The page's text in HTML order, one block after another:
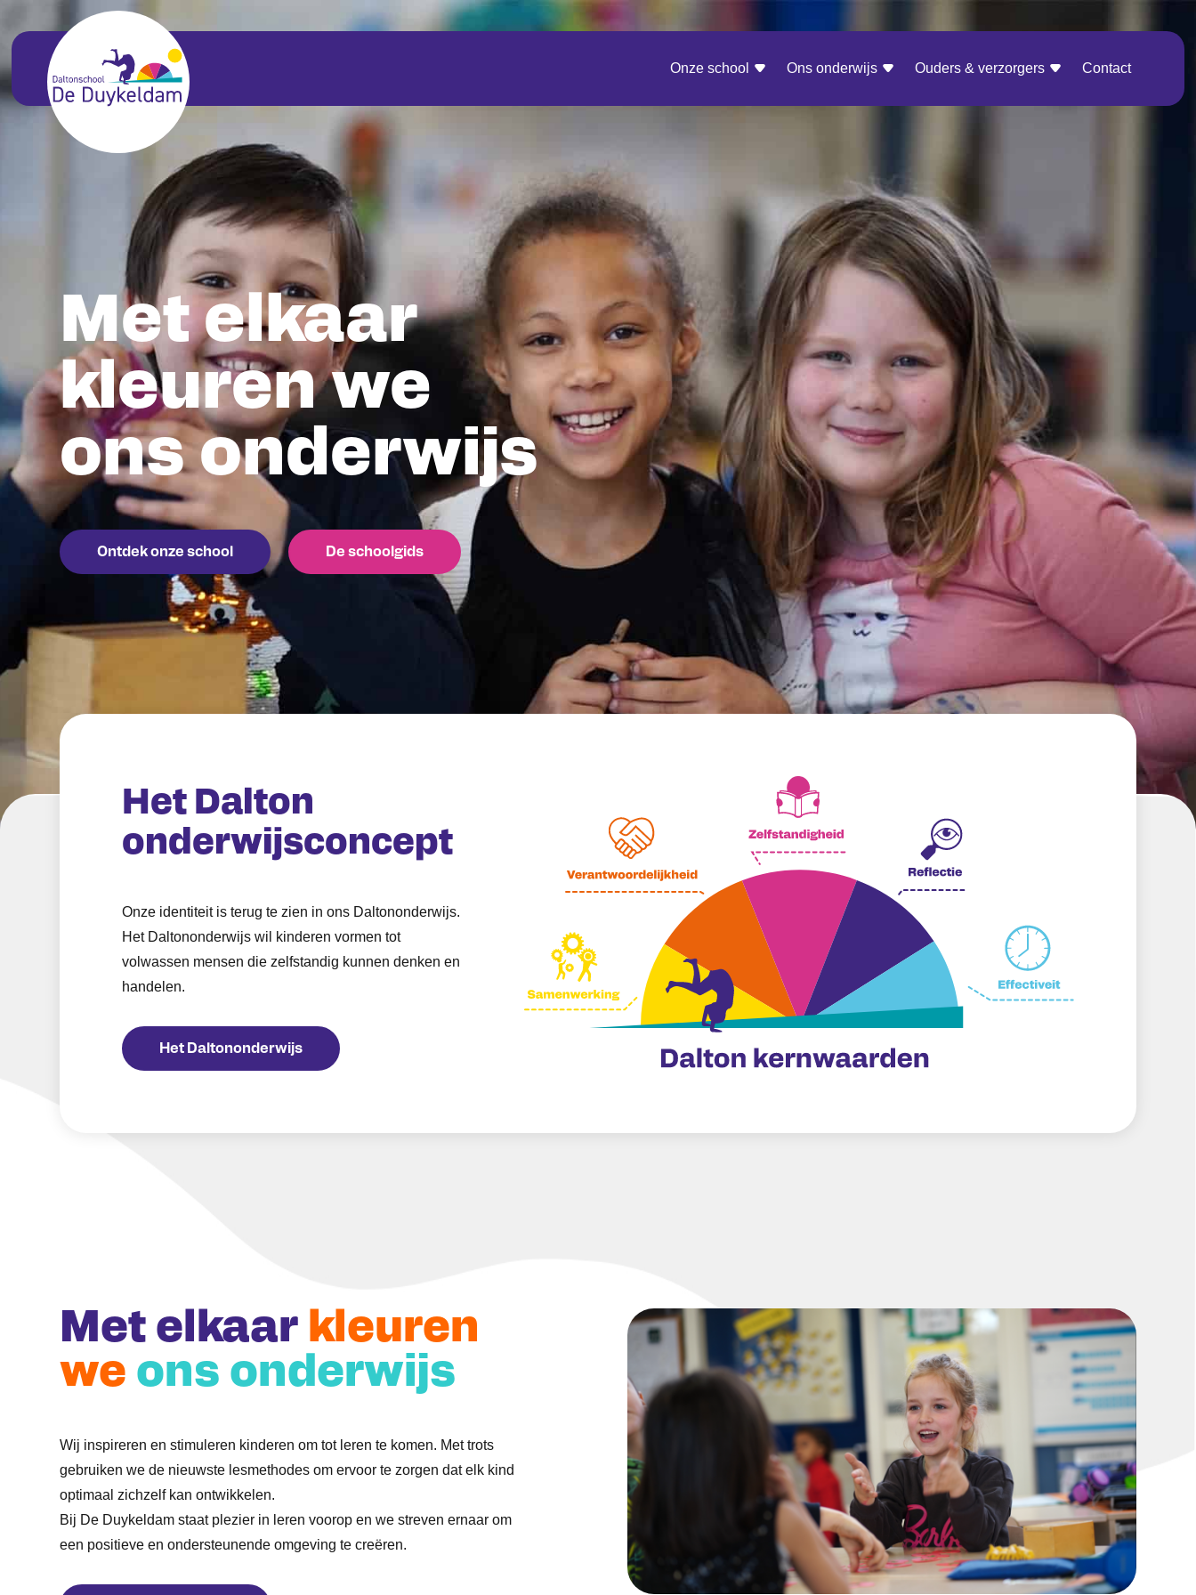
Onze school Ons onderwijs Ouders & verzorgers Contact
Met elkaar
kleuren we
ons onderwijs
Ontdek onze school De schoolgids
Het Dalton
onderwijsconcept
Onze identiteit is terug te zien in ons Daltononderwijs.
Het Daltononderwijs wil kinderen vormen tot
volwassen mensen die zelfstandig kunnen denken en
handelen.
Het Daltononderwijs
Met elkaar kleuren
we ons onderwijs
Wij inspireren en stimuleren kinderen om tot leren te komen. Met trots
gebruiken we de nieuwste lesmethodes om ervoor te zorgen dat elk kind
optimaal zichzelf kan ontwikkelen.
Bij De Duykeldam staat plezier in leren voorop en we streven ernaar om
een positieve en ondersteunende omgeving te creëren.